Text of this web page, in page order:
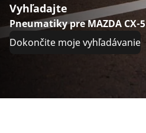
Vyhľadajte
Pneumatiky pre MAZDA CX-5
Dokončite moje vyhľadávanie